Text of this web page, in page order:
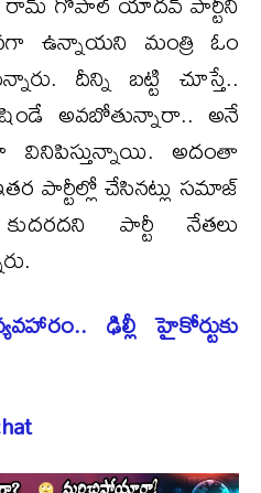
ఉన్నాయని మంత్రి ఓం
దీన్ని బట్టి చూస్తే..
అవబోతున్నారా.. అనే
అదంతా
పార్టీల్లో చేసినట్లు సమాజ్
పార్టీ నేతలు
ఢిల్లీ హైకోర్టుకు